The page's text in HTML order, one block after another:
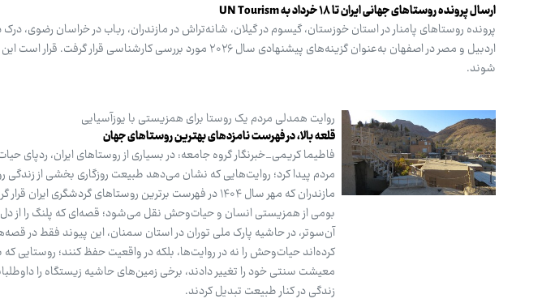
ارسال پرونده روستاهای جهانی ایران تا ۱۸ خرداد به UN Tourism
پرونده روستاهای پامنار در استان خوزستان، گیسوم در گیلان، شانه‌تراش در مازندران، رباب در خراسان رضوی،
شوند.
روایت همدلی مردم یک روستا برای همزیستی با یوزآسیایی
قلعه بالا، در فهرست نامزدهای بهترین روستاهای جهان
فاطیما کریمی_خبرنگار گروه جامعه: در بسیاری از روستاهای ایران،
مردم پیدا کرد؛ روایت‌هایی که نشان می‌دهد طبیعت روزگاری بخشی از
مازندران که مهر سال ۱۴۰۴ در فهرست برترین روستاهای
بومی از همزیستی انسان و حیات‌وحش نقل می‌شود؛ قصه‌ای که پلنگ را از
آن‌سوتر، در حاشیه پارک ملی توران در استان سمنان، این پیوند فقط در
کرده‌اند حیات‌وحش را نه در روایت‌ها، بلکه در واقعیت حفظ کنند؛ روستایی
معیشت سنتی خود را تغییر دادند، برخی زمین‌های حاشیه زیستگاه را
زندگی در کنار طبیعت تبدیل کردند.